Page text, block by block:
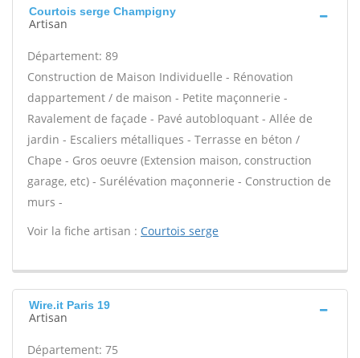
Courtois serge Champigny
Artisan
Département: 89
Construction de Maison Individuelle - Rénovation
dappartement / de maison - Petite maçonnerie -
Ravalement de façade - Pavé autobloquant - Allée de
jardin - Escaliers métalliques - Terrasse en béton /
Chape - Gros oeuvre (Extension maison, construction
garage, etc) - Surélévation maçonnerie - Construction de
murs -
Voir la fiche artisan : Courtois serge
Wire.it Paris 19
Artisan
Département: 75